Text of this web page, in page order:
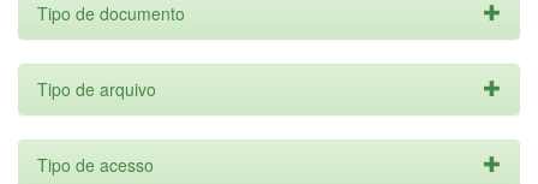
Tipo de documento
Tipo de arquivo
Tipo de acesso